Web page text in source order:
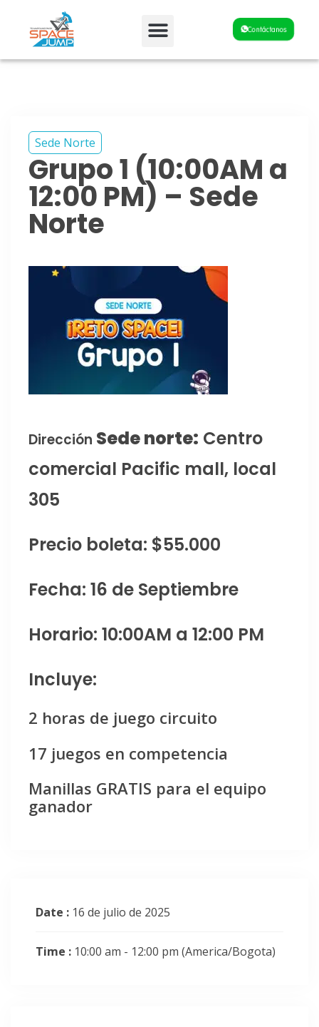
Contáctanos
Sede Norte
Grupo 1 (10:00AM a
12:00 PM) – Sede
Norte
Dirección Sede norte: Centro
comercial Pacific mall, local
305
Precio boleta: $55.000
Fecha: 16 de Septiembre
Horario: 10:00AM a 12:00 PM
Incluye:
2 horas de juego circuito
17 juegos en competencia
Manillas GRATIS para el equipo
ganador
Date : 16 de julio de 2025
Time : 10:00 am - 12:00 pm (America/Bogota)